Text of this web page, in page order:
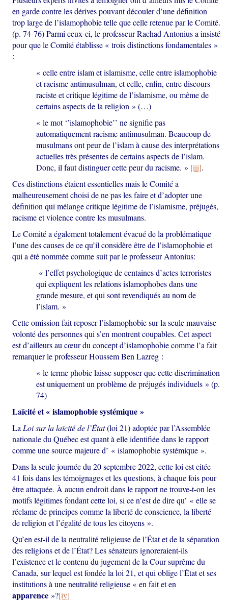
en garde contre les dérives pouvant découler d’une définition
trop large de l’islamophobie telle que celle retenue par le Comité.
(p. 74-76) Parmi ceux-ci, le professeur Rachad Antonius a insisté
pour que le Comité établisse « trois distinctions fondamentales »
:
« celle entre islam et islamisme, celle entre islamophobie
et racisme antimusulman, et celle, enfin, entre discours
raciste et critique légitime de l’islamisme, ou même de
certains aspects de la religion » (…)
« le mot ‘’islamophobie’’ ne signifie pas
automatiquement racisme antimusulman. Beaucoup de
musulmans ont peur de l’islam à cause des interprétations
actuelles très présentes de certains aspects de l’islam.
Donc, il faut distinguer cette peur du racisme. » [iii].
Ces distinctions étaient essentielles mais le Comité a
malheureusement choisi de ne pas les faire et d’adopter une
définition qui mélange critique légitime de l’islamisme, préjugés,
racisme et violence contre les musulmans.
Le Comité a également totalement évacué de la problématique
l’une des causes de ce qu’il considère être de l’islamophobie et
qui a été nommée comme suit par le professeur Antonius:
« l’effet psychologique de centaines d’actes terroristes
qui expliquent les relations islamophobes dans une
grande mesure, et qui sont revendiqués au nom de
l’islam. »
Cette omission fait reposer l’islamophobie sur la seule mauvaise
volonté des personnes qui s’en montrent coupables. Cet aspect
est d’ailleurs au cœur du concept d’islamophobie comme l’a fait
remarquer le professeur Houssem Ben Lazreg :
« le terme phobie laisse supposer que cette discrimination
est uniquement un problème de préjugés individuels » (p.
74)
Laïcité et « islamophobie systémique »
La Loi sur la laïcité de l’État(loi 21) adoptée par l’Assemblée
nationale du Québec est quant à elle identifiée dans le rapport
comme une source majeure d’ « islamophobie systémique ».
Dans la seule journée du 20 septembre 2022, cette loi est citée
41 fois dans les témoignages et les questions, à chaque fois pour
être attaquée. À aucun endroit dans le rapport ne trouve-t-on les
motifs légitimes fondant cette loi, si ce n’est de dire qu’ « elle se
réclame de principes comme la liberté de conscience, la liberté
de religion et l’égalité de tous les citoyens ».
Qu’en est-il de la neutralité religieuse de l’État et de la séparation
des religions et de l’État? Les sénateurs ignoreraient-ils
l’existence et le contenu du jugement de la Cour suprême du
Canada, sur lequel est fondée la loi 21, et qui oblige l’État et ses
institutions à une neutralité religieuse « en fait et en
apparence »?[iv]